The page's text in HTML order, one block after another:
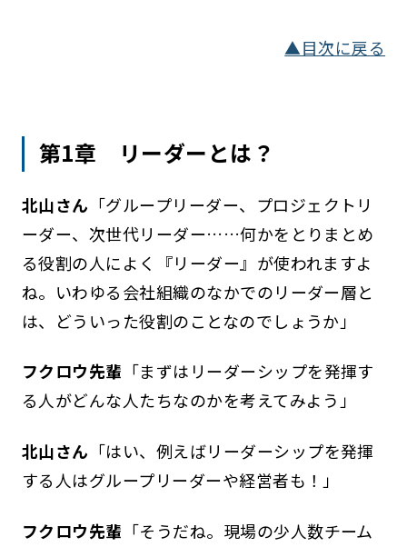
▲目次に戻る
第1章 リーダーとは？
北山さん 「グループリーダー、プロジェクトリ
ーダー、次世代リーダー……何かをとりまとめ
る役割の人によく『リーダー』が使われますよ
ね。いわゆる会社組織のなかでのリーダー層と
は、どういった役割のことなのでしょうか」
フクロウ先輩 「まずはリーダーシップを発揮す
る人がどんな人たちなのかを考えてみよう」
北山さん 「はい、例えばリーダーシップを発揮
する人はグループリーダーや経営者も！」
フクロウ先輩 「そうだね。現場の少人数チーム